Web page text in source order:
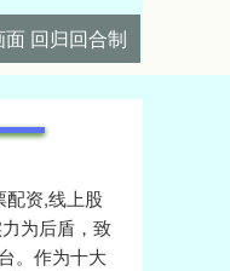
回归回合制
配资,线上股
为后盾，致
。作为十大